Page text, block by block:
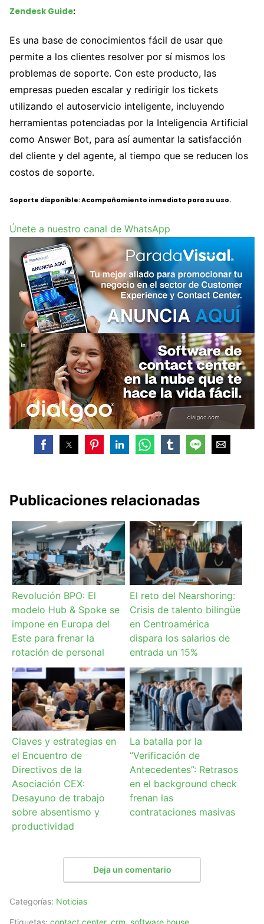
Zendesk Guide:
Es una base de conocimientos fácil de usar que
permite a los clientes resolver por sí mismos los
problemas de soporte. Con este producto, las
empresas pueden escalar y redirigir los tickets
utilizando el autoservicio inteligente, incluyendo
herramientas potenciadas por la Inteligencia Artificial
como Answer Bot, para así aumentar la satisfacción
del cliente y del agente, al tiempo que se reducen los
costos de soporte.
Soporte disponible: Acompañamiento inmediato para su uso.
Únete a nuestro canal de WhatsApp
Publicaciones relacionadas
Revolución BPO: El
modelo Hub & Spoke se
impone en Europa del
Este para frenar la
rotación de personal
El reto del Nearshoring:
Crisis de talento bilingüe
en Centroamérica
dispara los salarios de
entrada un 15%
Claves y estrategias en
el Encuentro de
Directivos de la
Asociación CEX:
Desayuno de trabajo
sobre absentismo y
productividad
La batalla por la
“Verificación de
Antecedentes”: Retrasos
en el background check
frenan las
contrataciones masivas
Deja un comentario
Categorías: Noticias
Etiquetas: contact center, crm software house